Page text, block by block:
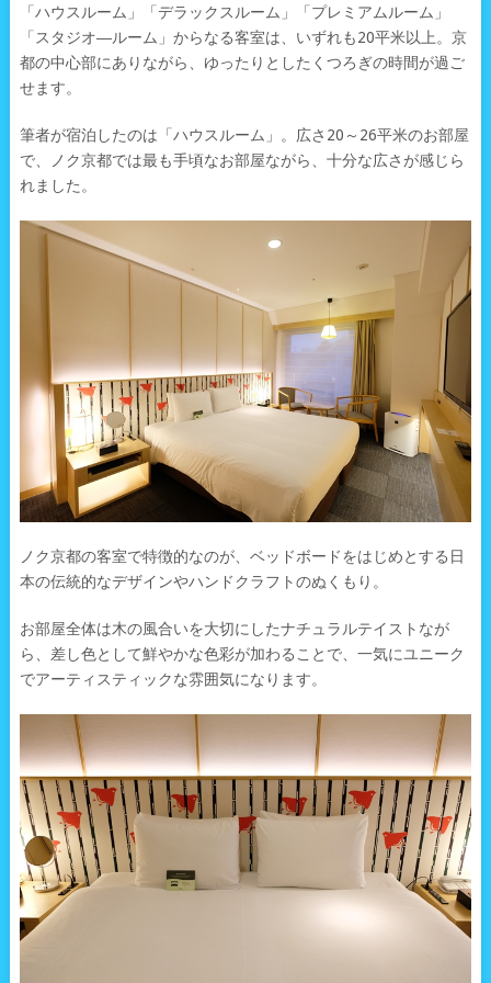
「ハウスルーム」「デラックスルーム」「プレミアムルーム」
「スタジオ―ルーム」からなる客室は、いずれも20平米以上。京
都の中心部にありながら、ゆったりとしたくつろぎの時間が過ご
せます。
筆者が宿泊したのは「ハウスルーム」。広さ20～26平米のお部屋
で、ノク京都では最も手頃なお部屋ながら、十分な広さが感じら
れました。
ノク京都の客室で特徴的なのが、ベッドボードをはじめとする日
本の伝統的なデザインやハンドクラフトのぬくもり。
お部屋全体は木の風合いを大切にしたナチュラルテイストなが
ら、差し色として鮮やかな色彩が加わることで、一気にユニーク
でアーティスティックな雰囲気になります。